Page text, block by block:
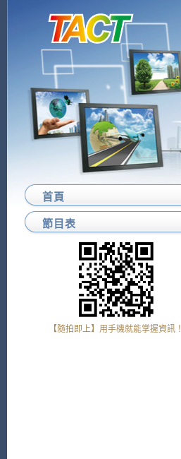
首頁
節目表
【隨拍即上】用手機就能掌握資訊！